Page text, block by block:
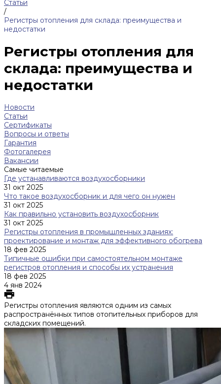
Статьи
/
Регистры отопления для склада: преимущества и
недостатки
Регистры отопления для
склада: преимущества и
недостатки
Новости
Статьи
Сертификаты
Вопросы и ответы
Гарантия
Фотогалерея
Вакансии
Самые читаемые
Где устанавливаются воздухосборники
31 окт 2025
Что такое воздухосборник и для чего он нужен
31 окт 2025
Как правильно установить воздухосборник
31 окт 2025
Регистры отопления в промышленных зданиях:
проектирование и монтаж для эффективного обогрева
18 фев 2025
Типичные ошибки при самостоятельном монтаже
регистров отопления и способы их устранения
18 фев 2025
4 янв 2024
Регистры отопления являются одним из самых
распространённых типов отопительных приборов для
складских помещений.